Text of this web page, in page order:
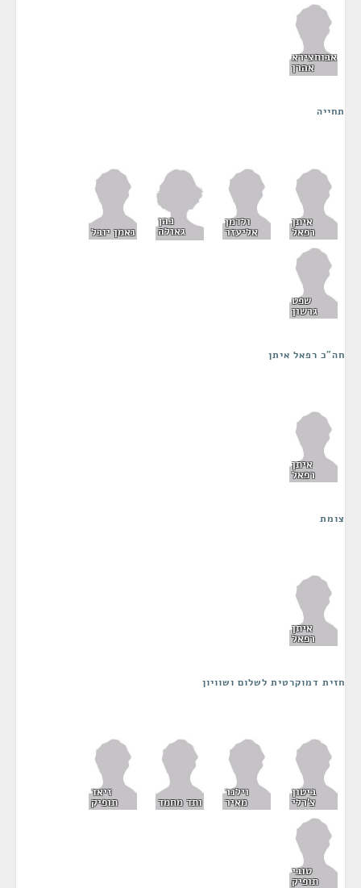
אבוחצירא
אהרן
תחייה
איתן
רפאל
ולדמן
אליעזר
כהן
גאולה נאמן יובל
שפט
גרשון
חה"כ רפאל איתן
איתן
רפאל
צומת
איתן
רפאל
חזית דמוקרטית לשלום ושוויון
ביטון
צ'רלי
וילנר
מאיר ותד מחמד
זיאד
תופיק
טובי
תופיק